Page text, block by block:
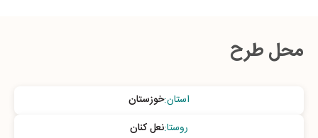
محل طرح
استان:خوزستان
روستا:نعل کنان